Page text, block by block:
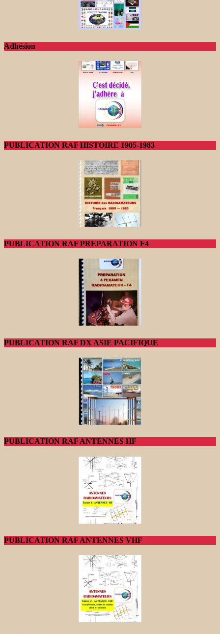
Adhésion
PUBLICATION RAF HISTOIRE 1905-1983
PUBLICATION RAF PREPARATION F4
PUBLICATION RAF DX ASIE PACIFIQUE
PUBLICATION RAF ANTENNES HF
PUBLICATION RAF ANTENNES VHF